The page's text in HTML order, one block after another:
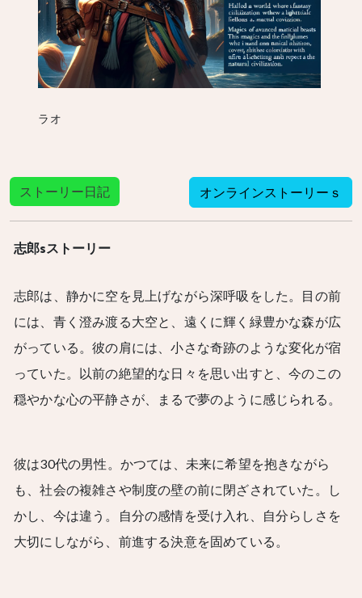
ラオ
ストーリー日記 オンラインストーリーｓ
志郎sストーリー
志郎は、静かに空を見上げながら深呼吸をした。目の前
には、青く澄み渡る大空と、遠くに輝く緑豊かな森が広
がっている。彼の肩には、小さな奇跡のような変化が宿
っていた。以前の絶望的な日々を思い出すと、今のこの
穏やかな心の平静さが、まるで夢のように感じられる。
彼は30代の男性。かつては、未来に希望を抱きながら
も、社会の複雑さや制度の壁の前に閉ざされていた。し
かし、今は違う。自分の感情を受け入れ、自分らしさを
大切にしながら、前進する決意を固めている。